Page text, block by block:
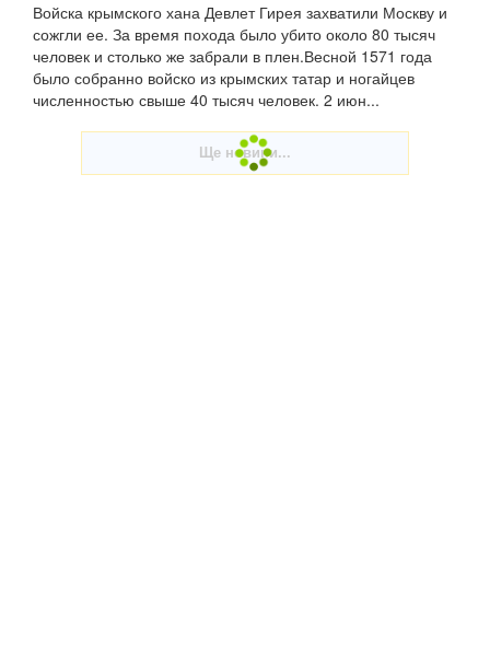
Войска крымского хана Девлет Гирея захватили Москву и
сожгли ее. За время похода было убито около 80 тысяч
человек и столько же забрали в плен.Весной 1571 года
было собранно войско из крымских татар и ногайцев
численностью свыше 40 тысяч человек. 2 июн...